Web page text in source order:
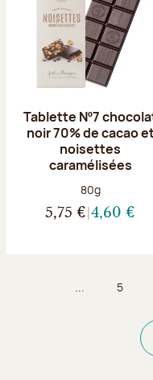
Tablette Nº7
noir 70% de cacao
noisettes
caramélisées
Poids net :
80g
5,75 € 4,60 €
... Page
5